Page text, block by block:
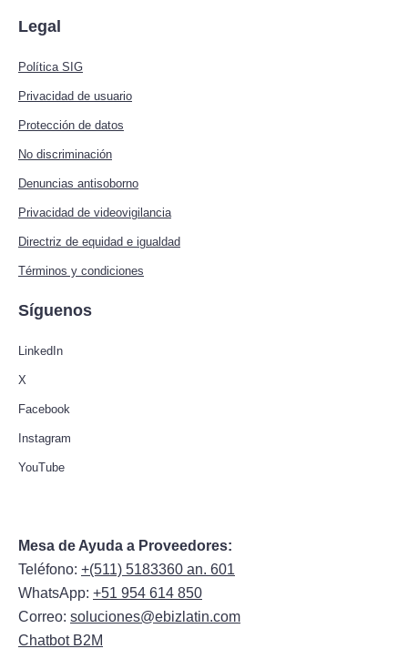
Legal
Política SIG
Privacidad de usuario
Protección de datos
No discriminación
Denuncias antisoborno
Privacidad de videovigilancia
Directriz de equidad e igualdad
Términos y condiciones
Síguenos
LinkedIn
X
Facebook
Instagram
YouTube
Mesa de Ayuda a Proveedores:
Teléfono: +(511) 5183360 an. 601
WhatsApp: +51 954 614 850
Correo: soluciones@ebizlatin.com
Chatbot B2M